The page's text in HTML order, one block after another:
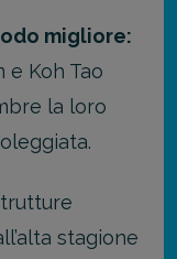
migliore:
e Koh Tao
la loro
stagione